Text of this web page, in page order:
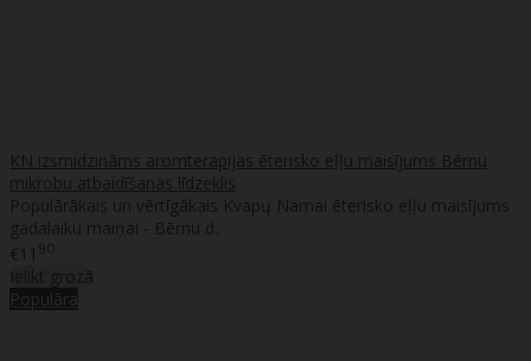
KN izsmidzināms aromterapijas ēterisko eļļu maisījums Bērnu
mikrobu atbaidīšanas līdzeklis
Populārākais un vērtīgākais Kvapų Namai ēterisko eļļu maisījums
gadalaiku maiņai - Bērnu d..
€11 90
Ielikt grozā
Populāra